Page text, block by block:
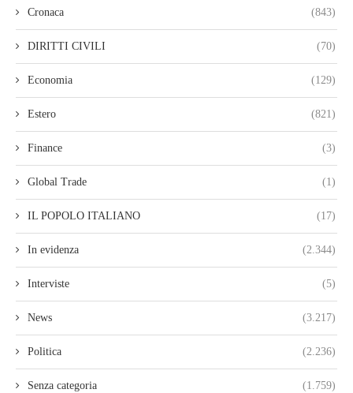
Cronaca (843)
DIRITTI CIVILI (70)
Economia (129)
Estero (821)
Finance (3)
Global Trade (1)
IL POPOLO ITALIANO (17)
In evidenza (2.344)
Interviste (5)
News (3.217)
Politica (2.236)
Senza categoria (1.759)